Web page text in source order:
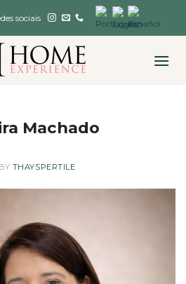
sociais
Machado
BY THAYSPERTILE